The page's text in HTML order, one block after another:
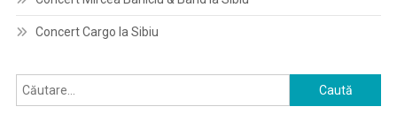
Concert Cargo la Sibiu
Caută
după: